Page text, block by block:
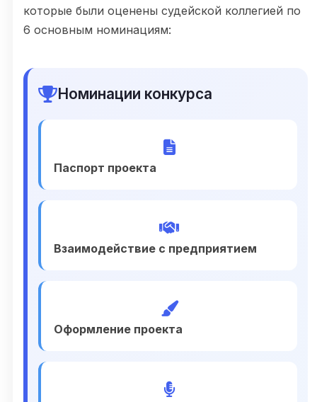
которые были оценены судейской коллегией по
6 основным номинациям:
Номинации конкурса
Паспорт проекта
Взаимодействие с предприятием
Оформление проекта